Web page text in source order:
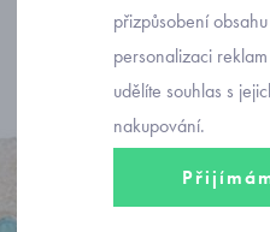
přizpůsobení
personalizaci
udělíte souhlas s
nakupování.